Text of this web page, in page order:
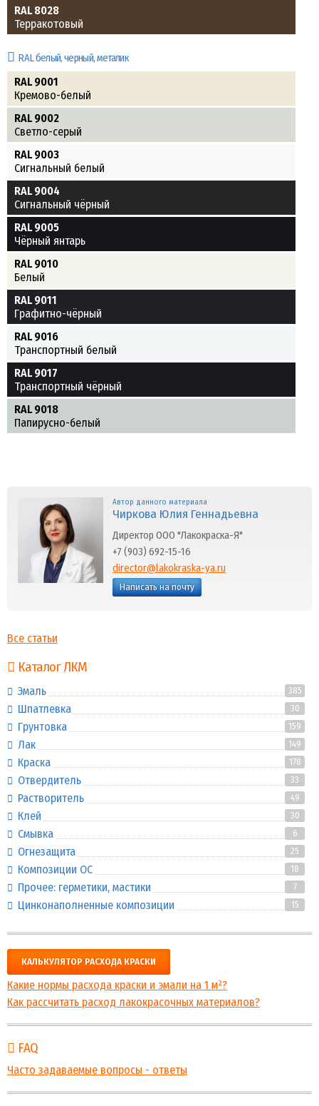
RAL 8028
Терракотовый
RAL белый, черный, металик
RAL 9001
Кремово-белый
RAL 9002
Светло-серый
RAL 9003
Сигнальный белый
RAL 9004
Сигнальный чёрный
RAL 9005
Чёрный янтарь
RAL 9010
Белый
RAL 9011
Графитно-чёрный
RAL 9016
Транспортный белый
RAL 9017
Транспортный чёрный
RAL 9018
Папирусно-белый
Автор данного материала
Чиркова Юлия Геннадьевна
Директор ООО "Лакокраска-Я"
+7 (903) 692-15-16
director@lakokraska-ya.ru
Написать на почту
Все статьи
Каталог ЛКМ
Эмаль 385
Шпатлевка 30
Грунтовка 159
Лак 149
Краска 178
Отвердитель 33
Растворитель 49
Клей 30
Смывка 6
Огнезащита 25
Композиции ОС 18
Прочее: герметики, мастики 7
Цинконаполненные композиции 15
КАЛЬКУЛЯТОР РАСХОДА КРАСКИ
Какие нормы расхода краски и эмали на 1 м²?
Как рассчитать расход лакокрасочных материалов?
FAQ
Часто задаваемые вопросы - ответы